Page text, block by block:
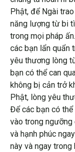
Phật, để Ngài
năng lượng từ bi
trong mọi pháp
các bạn lẩn quẩn
yêu thương lòng
bạn có thể can
không bị cản trở
Phật, lòng yêu
Để các bạn có
vào trong ngưỡng
và hạnh phúc
này và ngay trong